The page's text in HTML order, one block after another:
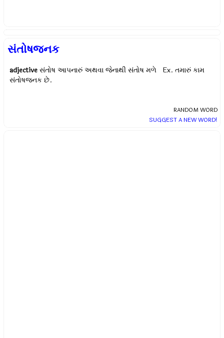
સંતોષજનક
adjective સંતોષ આપનારું અથવા જેનાથી સંતોષ મળે Ex.તમારું કામ
સંતોષજનક છે.
RANDOM WORD
SUGGEST A NEW WORD!